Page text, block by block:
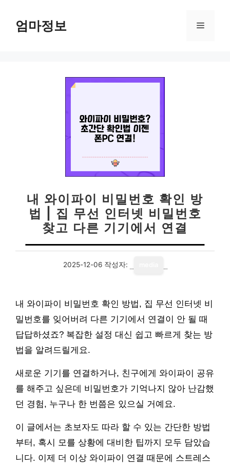
엄마정보 메
내 와이파이 비밀번호 확인 방
법 | 집 무선 인터넷 비밀번호
찾고 다른 기기에서 연결
2025-12-06 작성자:
내 와이파이 비밀번호 확인 방법, 집 무선 인터넷 비
밀번호를 잊어버려 다른 기기에서 연결이 안 될 때
답답하셨죠? 복잡한 설정 대신 쉽고 빠르게 찾는 방
법을 알려드릴게요.
새로운 기기를 연결하거나, 친구에게 와이파이 공유
를 해주고 싶은데 비밀번호가 기억나지 않아 난감했
던 경험, 누구나 한 번쯤은 있으실 거예요.
이 글에서는 초보자도 따라 할 수 있는 간단한 방법
부터, 혹시 모를 상황에 대비한 팁까지 모두 담았습
니다. 이제 더 이상 와이파이 연결 때문에 스트레스